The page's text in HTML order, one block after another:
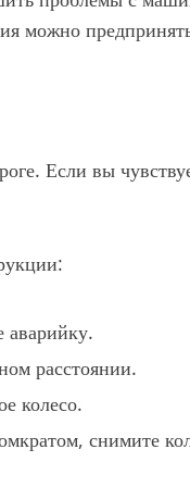
можно
Если вы
аварийку.
расстоянии.
колесо.
снимите